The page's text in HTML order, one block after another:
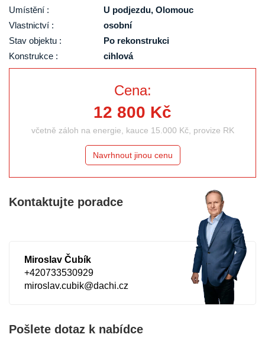
Cena:
12 800 Kč
včetně záloh na energie, kauce 15.000 Kč, provize RK
Navrhnout jinou cenu
Kontaktujte poradce
Miroslav Čubík
+420733530929
miroslav.cubik@dachi.cz
Pošlete dotaz k nabídce
Umístění :
U podjezdu, Olomouc
Vlastnictví :
osobní
Stav objektu :
Po rekonstrukci
Konstrukce :
cihlová